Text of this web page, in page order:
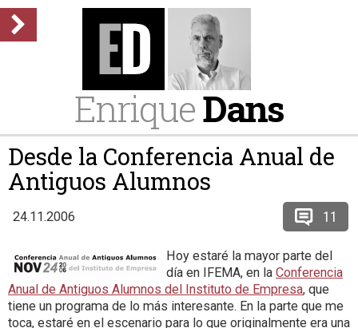
EnriqueDans
Desde la Conferencia Anual de
Antiguos Alumnos
24.11.2006 11
Hoy estaré la mayor parte del
día en IFEMA, en la Conferencia
Anual de Antiguos Alumnos del Instituto de Empresa, que
tiene un programa de lo más interesante. En la parte que me
toca, estaré en el escenario para lo que originalmente era una